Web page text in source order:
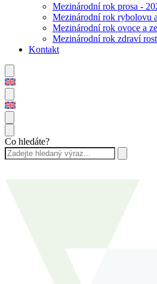
Mezinárodní rok prosa -
Mezinárodní rok rybolovu
Mezinárodní rok ovoce a
Mezinárodní rok zdraví
Kontakt
Co hledáte?